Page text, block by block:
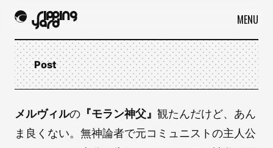
MENU
Post
メルヴィルの 『モラン神父』 観たんだけど、あん
ま良くない。無神論者で元コミュニストの主人公